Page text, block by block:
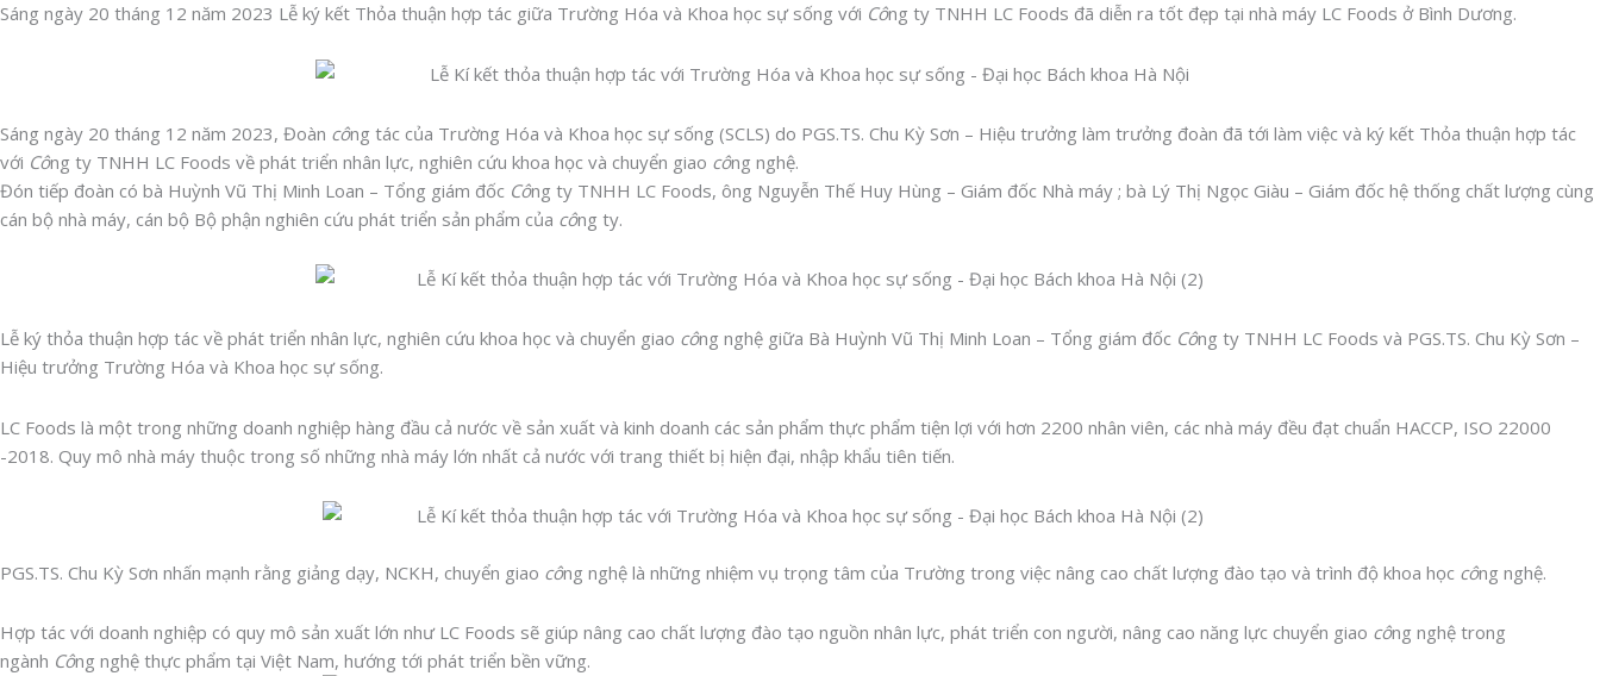
Sáng ngày 20 tháng 12 năm 2023 Lễ ký kết Thỏa thuận hợp tác giữa Trường Hóa và Khoa học sự sống với Công ty TNHH LC Foods đã diễn ra tốt đẹp tại nhà máy LC Foods ở Bình Dương.
Sáng ngày 20 tháng 12 năm 2023, Đoàn công tác của Trường Hóa và Khoa học sự sống (SCLS) do PGS.TS. Chu Kỳ Sơn – Hiệu trưởng làm trưởng đoàn đã tới làm việc và ký kết Thỏa thuận hợp tác
với Công ty TNHH LC Foods về phát triển nhân lực, nghiên cứu khoa học và chuyển giao công nghệ.
Đón tiếp đoàn có bà Huỳnh Vũ Thị Minh Loan – Tổng giám đốc Công ty TNHH LC Foods, ông Nguyễn Thế Huy Hùng – Giám đốc Nhà máy ; bà Lý Thị Ngọc Giàu – Giám đốc hệ thống chất lượng cùng
cán bộ nhà máy, cán bộ Bộ phận nghiên cứu phát triển sản phẩm của công ty.
Lễ ký thỏa thuận hợp tác về phát triển nhân lực, nghiên cứu khoa học và chuyển giao công nghệ giữa Bà Huỳnh Vũ Thị Minh Loan – Tổng giám đốc Công ty TNHH LC Foods và PGS.TS. Chu Kỳ Sơn –
Hiệu trưởng Trường Hóa và Khoa học sự sống.
LC Foods là một trong những doanh nghiệp hàng đầu cả nước về sản xuất và kinh doanh các sản phẩm thực phẩm tiện lợi với hơn 2200 nhân viên, các nhà máy đều đạt chuẩn HACCP, ISO 22000
-2018. Quy mô nhà máy thuộc trong số những nhà máy lớn nhất cả nước với trang thiết bị hiện đại, nhập khẩu tiên tiến.
PGS.TS. Chu Kỳ Sơn nhấn mạnh rằng giảng dạy, NCKH, chuyển giao công nghệ là những nhiệm vụ trọng tâm của Trường trong việc nâng cao chất lượng đào tạo và trình độ khoa học công nghệ.
Hợp tác với doanh nghiệp có quy mô sản xuất lớn như LC Foods sẽ giúp nâng cao chất lượng đào tạo nguồn nhân lực, phát triển con người, nâng cao năng lực chuyển giao công nghệ trong
ngành Công nghệ thực phẩm tại Việt Nam, hướng tới phát triển bền vững.